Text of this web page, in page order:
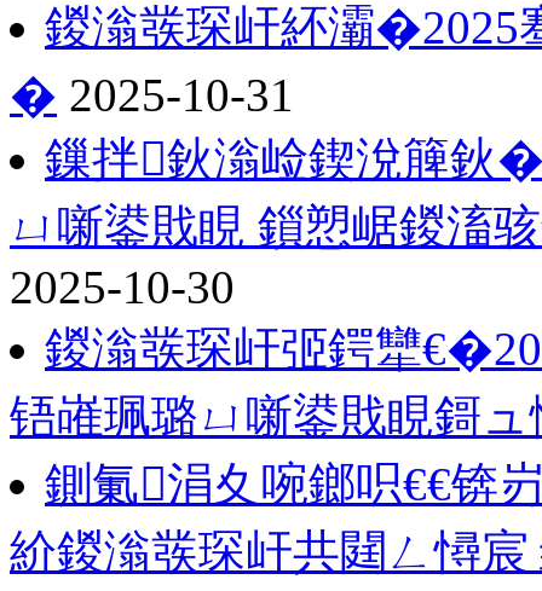
鍐滃彂琛屽紑灞�2025
� 2025-10-31
鏁拌鈥滃崄鍥涗簲鈥
ㄩ噺鍙戝睍 鎻愬崌鍐滀
2025-10-30
鍐滃彂琛屽弬鍔犫
铻嶉珮璐ㄩ噺鍙戝睍鎶
鍘氭涓夊啘鎯呮€€锛
紒鍐滃彂琛屽共閮ㄥ憳